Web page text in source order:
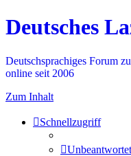
Deutsches
Deutschsprachiges Forum
online seit 2006
Zum Inhalt
Schnellzugriff